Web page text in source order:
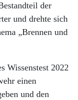
der
und drehte sich
„Brennen und
Wissenstest 2022
einen
und den